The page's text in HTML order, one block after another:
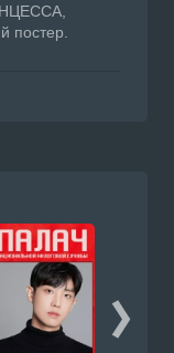
постер.